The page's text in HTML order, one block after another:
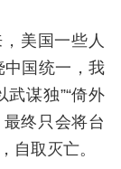
美国一些人
中国统一，我
谋独”“倚外
终只会将台
自取灭亡。